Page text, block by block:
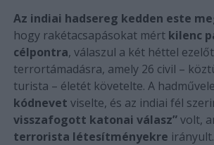
Az indiai hadsereg kedden este
hogy rakétacsapásokat mért kilenc
célpontra, válaszul a két héttel
terrortámadásra, amely 26 civil –
turista – életét követelte. A
kódnevet viselte, és az indiai fél
visszafogott katonai válasz”volt,
terrorista létesítményekre irányult.